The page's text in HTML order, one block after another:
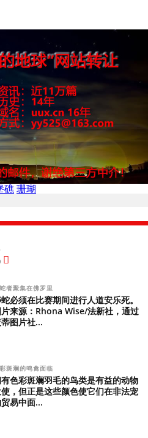
礁珊瑚
者聚集在佛罗里
必须在比赛期间进行人道安乐死。
片来源：Rhona Wise/法新社，通过
图片社...
斑斓的鸣禽面临
色彩斑斓羽毛的鸟类是有益的动物
，但正是这些颜色使它们在非法宠
易中面...